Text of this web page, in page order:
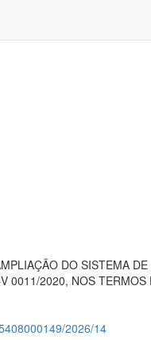
DO SISTEMA
0011/2020, NOS
2026/14